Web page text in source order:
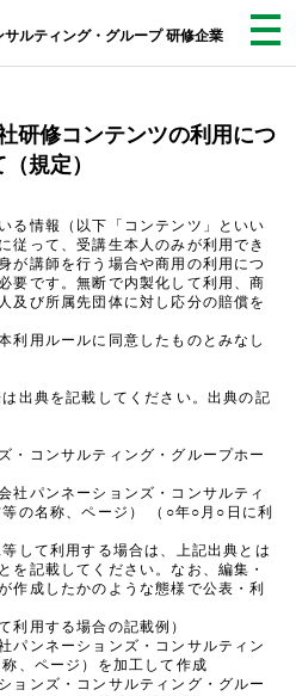
ルティング・グループ 研修企業
研修コンテンツの利用につ
規定）
る情報（以下「コンテンツ」といい
従って、受講生本人のみが利用でき
が講師を行う場合や商用の利用につ
要です。無断で内製化して利用、商
及び所属先団体に対し応分の賠償を
利用ルールに同意したものとみなし
典を記載してください。出典の記
・コンサルティング・グループホー
社パンネーションズ・コンサルティ
の名称、ページ） （○年○月○日に利
て利用する場合は、上記出典とは
を記載してください。なお、編集・
作成したかのような態様で公表・利
利用する場合の記載例）
パンネーションズ・コンサルティン
、ページ）を加工して作成
ョンズ・コンサルティング・グルー